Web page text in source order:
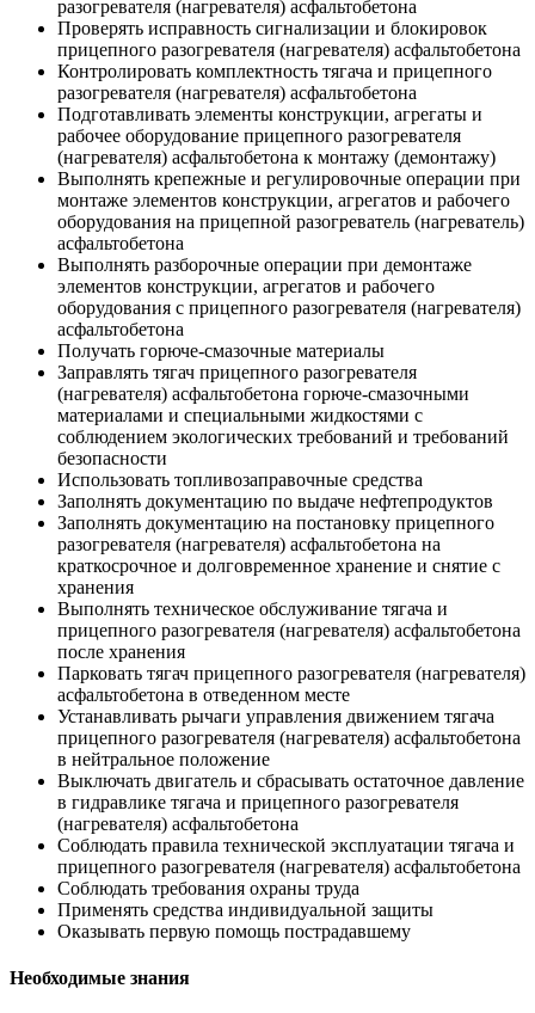
разогревателя (нагревателя) асфальтобетона
Проверять исправность сигнализации и блокировок
прицепного разогревателя (нагревателя) асфальтобетона
Контролировать комплектность тягача и прицепного
разогревателя (нагревателя) асфальтобетона
Подготавливать элементы конструкции, агрегаты и
рабочее оборудование прицепного разогревателя
(нагревателя) асфальтобетона к монтажу (демонтажу)
Выполнять крепежные и регулировочные операции при
монтаже элементов конструкции, агрегатов и рабочего
оборудования на прицепной разогреватель (нагреватель)
асфальтобетона
Выполнять разборочные операции при демонтаже
элементов конструкции, агрегатов и рабочего
оборудования с прицепного разогревателя (нагревателя)
асфальтобетона
Получать горюче-смазочные материалы
Заправлять тягач прицепного разогревателя
(нагревателя) асфальтобетона горюче-смазочными
материалами и специальными жидкостями с
соблюдением экологических требований и требований
безопасности
Использовать топливозаправочные средства
Заполнять документацию по выдаче нефтепродуктов
Заполнять документацию на постановку прицепного
разогревателя (нагревателя) асфальтобетона на
краткосрочное и долговременное хранение и снятие с
хранения
Выполнять техническое обслуживание тягача и
прицепного разогревателя (нагревателя) асфальтобетона
после хранения
Парковать тягач прицепного разогревателя (нагревателя)
асфальтобетона в отведенном месте
Устанавливать рычаги управления движением тягача
прицепного разогревателя (нагревателя) асфальтобетона
в нейтральное положение
Выключать двигатель и сбрасывать остаточное давление
в гидравлике тягача и прицепного разогревателя
(нагревателя) асфальтобетона
Соблюдать правила технической эксплуатации тягача и
прицепного разогревателя (нагревателя) асфальтобетона
Соблюдать требования охраны труда
Применять средства индивидуальной защиты
Оказывать первую помощь пострадавшему
Необходимые знания